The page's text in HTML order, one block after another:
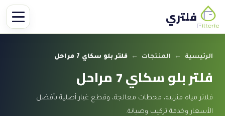
فلتري
الرئيسية ← المنتجات ← فلتر بلو سكاي 7 مراحل
فلتر بلو سكاي 7 مراحل
فلاتر مياه منزلية، محطات معالجة، وقطع غيار أصلية بأفضل
الأسعار وخدمة تركيب وصيانة.